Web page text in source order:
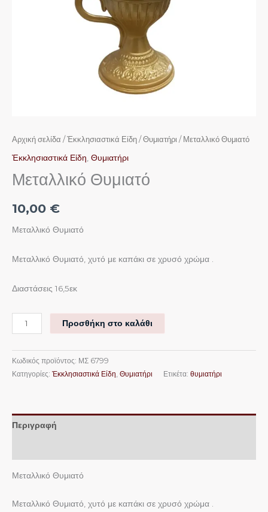
Αρχική σελίδα / Ἐκκλησιαστικά Είδη / Θυμιατήρι / Μεταλλικό Θυμιατό
Ἐκκλησιαστικά Είδη Θυμιατήρι
Μεταλλικό Θυμιατό
10,00 €
Μεταλλικό Θυμιατό
Μεταλλικό Θυμιατό, χυτό με καπάκι σε χρυσό χρώμα .
Διαστάσεις 16,5εκ
Προσθήκη στο καλάθι
Κωδικός προϊόντος: ΜΣ 6799
Κατηγορίες: Ἐκκλησιαστικά Είδη, Θυμιατήρι Ετικέτα: θυμιατήρι
Περιγραφή
Μεταλλικό Θυμιατό
Μεταλλικό Θυμιατό, χυτό με καπάκι σε χρυσό χρώμα .